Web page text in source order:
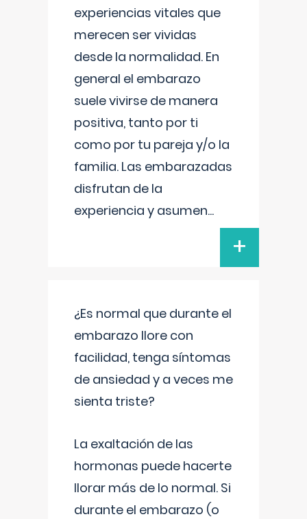
experiencias vitales que
merecen ser vividas
desde la normalidad. En
general el embarazo
suele vivirse de manera
positiva, tanto por ti
como por tu pareja y/o la
familia. Las embarazadas
disfrutan de la
experiencia y asumen...
+
¿Es normal que durante el
embarazo llore con
facilidad, tenga síntomas
de ansiedad y a veces me
sienta triste?
La exaltación de las
hormonas puede hacerte
llorar más de lo normal. Si
durante el embarazo (o